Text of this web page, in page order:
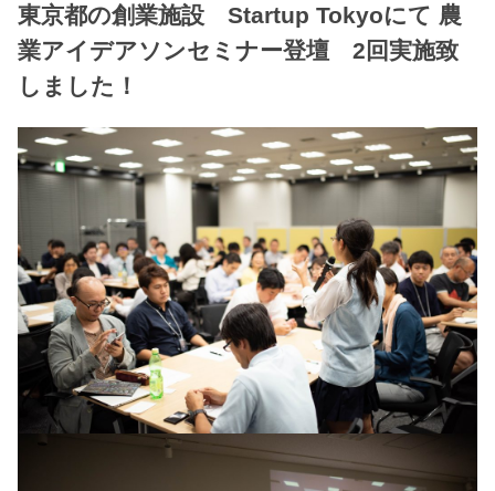
東京都の創業施設 Startup Tokyoにて 農
業アイデアソンセミナー登壇 2回実施致
しました！